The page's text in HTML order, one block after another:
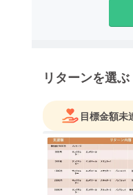
リターンを選ぶ
目標金額未